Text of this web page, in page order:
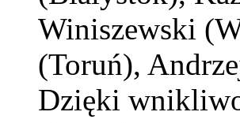
Winiszewski
(Toruń),
Dzięki